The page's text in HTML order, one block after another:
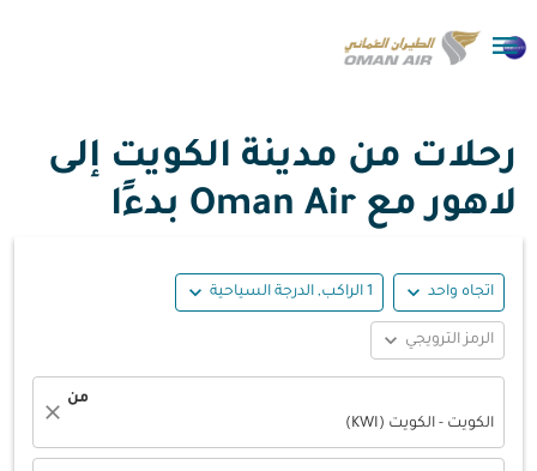

رحلات من مدينة الكويت إلى
لاهور مع Oman Air بدءًا
اتجاه واحد expand_more 1 الراكب, الدرجة السياحية expand_more
الرمز الترويجي expand_more
من
الكويت - الكويت (KWI)
close